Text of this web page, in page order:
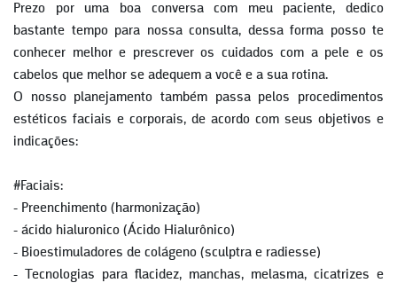
Prezo por uma boa conversa com meu paciente, dedico
bastante tempo para nossa consulta, dessa forma posso te
conhecer melhor e prescrever os cuidados com a pele e os
cabelos que melhor se adequem a você e a sua rotina.
O nosso planejamento também passa pelos procedimentos
estéticos faciais e corporais, de acordo com seus objetivos e
indicações:
#Faciais:
- Preenchimento (harmonização)
- ácido hialuronico (Ácido Hialurônico)
- Bioestimuladores de colágeno (sculptra e radiesse)
- Tecnologias para flacidez, manchas, melasma, cicatrizes e